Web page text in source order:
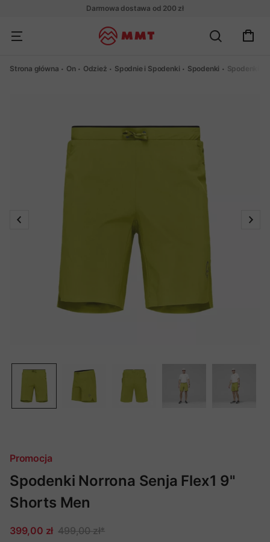
Darmowa dostawa od 200 zł
Strona główna On Odzież Spodnie i Spodenki Spodenki Spodenki
Promocja
Spodenki Norrona Senja Flex1 9"
Shorts Men
399,00 zł 499,00 zł*